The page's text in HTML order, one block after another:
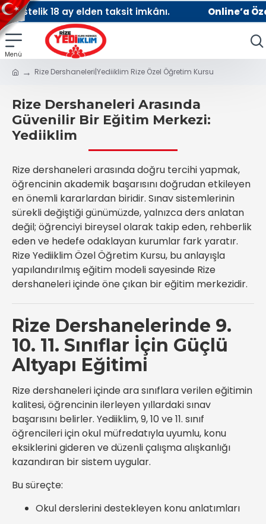
elden taksit imkânı. Online’a Özel
Rize Dershaneleri|Yediiklim Rize Özel Öğretim Kursu
Rize Dershaneleri Arasında
Güvenilir Bir Eğitim Merkezi:
Yediiklim
Rize dershaneleri arasında doğru tercihi yapmak,
öğrencinin akademik başarısını doğrudan etkileyen
en önemli kararlardan biridir. Sınav sistemlerinin
sürekli değiştiği günümüzde, yalnızca ders anlatan
değil; öğrenciyi bireysel olarak takip eden, rehberlik
eden ve hedefe odaklayan kurumlar fark yaratır.
Rize Yediiklim Özel Öğretim Kursu, bu anlayışla
yapılandırılmış eğitim modeli sayesinde Rize
dershaneleri içinde öne çıkan bir eğitim merkezidir.
Rize Dershanelerinde 9.
10. 11. Sınıflar İçin Güçlü
Altyapı Eğitimi
Rize dershaneleri içinde ara sınıflara verilen eğitimin
kalitesi, öğrencinin ilerleyen yıllardaki sınav
başarısını belirler. Yediiklim, 9, 10 ve 11. sınıf
öğrencileri için okul müfredatıyla uyumlu, konu
eksiklerini gideren ve düzenli çalışma alışkanlığı
kazandıran bir sistem uygular.
Bu süreçte:
Okul derslerini destekleyen konu anlatımları